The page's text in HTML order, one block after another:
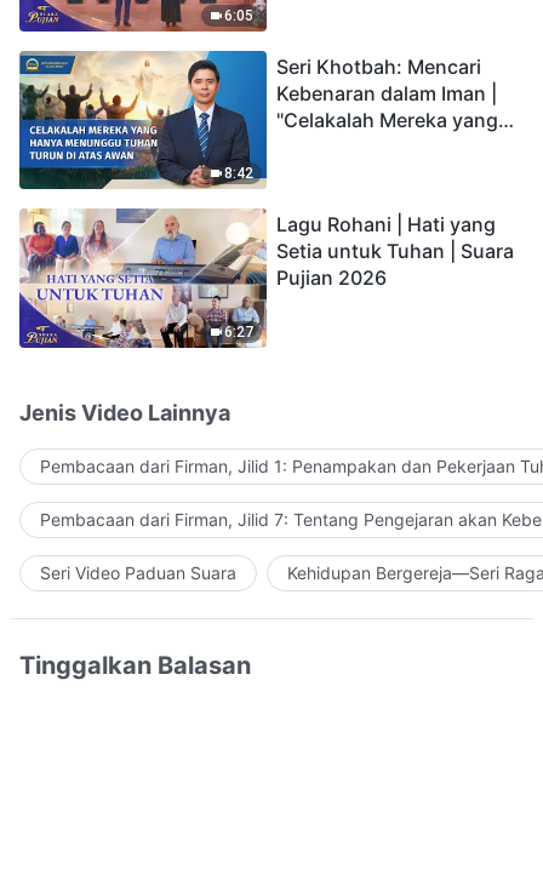
6:05
8:42
Seri Khotbah: Mencari
Kebenaran dalam Iman |
"Celakalah Mereka yang
6:27
Lagu Rohani | Hati yang
Setia untuk Tuhan | Suara
Pujian 2026
Jenis Video Lainnya
Pembacaan dari Firman, Jilid 1: Penampakan dan Pekerjaan
Pembacaan dari Firman, Jilid 7: Tentang Pengejaran akan
Seri Video Paduan Suara Kehidupan Bergereja—Seri
Tinggalkan Balasan